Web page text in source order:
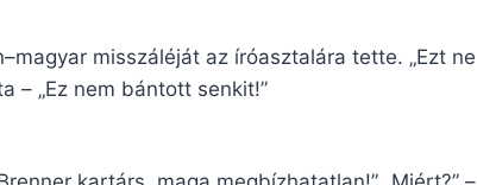
misszáléját az íróasztalára tette. „Ezt ne
– „Ez nem bántott senkit!”